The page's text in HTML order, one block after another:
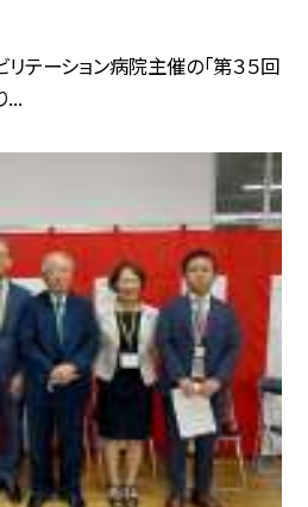
テーション病院主催の「第３５回
...